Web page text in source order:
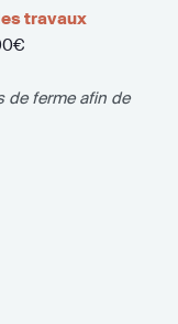
travaux
de ferme afin de